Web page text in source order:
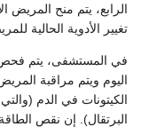
الرابع، يتم منح المريض
تغيير الأدوية الحالية
في المستشفى، يتم
اليوم ويتم مراقبة
الكيتونات في الدم
البرتقال). إن نقص